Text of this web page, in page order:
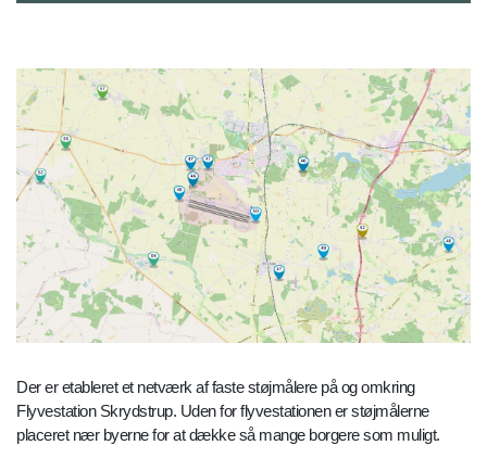
Der er etableret et netværk af faste støjmålere på og omkring
Flyvestation Skrydstrup. Uden for flyvestationen er støjmålerne
placeret nær byerne for at dække så mange borgere som muligt.